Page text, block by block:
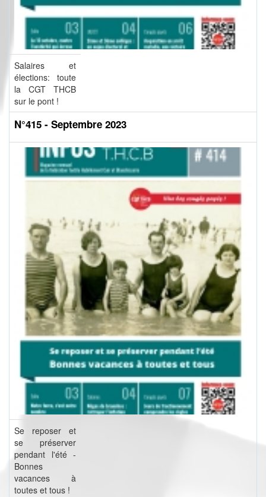
Salaires et
élections: toute
la CGT THCB
sur le pont !
N°415 - Septembre 2023
Se reposer et
se préserver
pendant l'été -
Bonnes
vacances à
toutes et tous !